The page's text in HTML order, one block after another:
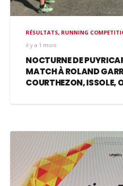
RÉSULTATS, RUNNING
il y a 1 mois
NOCTURNE DE
MATCH À ROLAND
COURTHEZON, ISSOLE,